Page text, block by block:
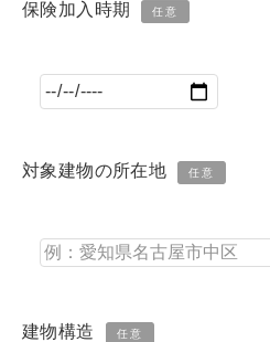
保険加入時期 任意
対象建物の所在地 任意
建物構造 任意